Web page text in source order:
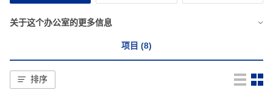
关于这个办公室的更多信息
项目 (8)
排序